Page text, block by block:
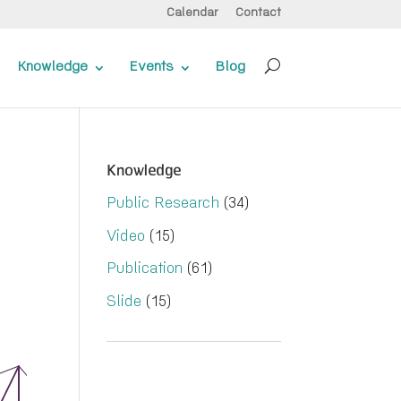
Calendar Contact
Knowledge Events Blog
Knowledge
Public Research (34)
Video (15)
Publication (61)
Slide (15)